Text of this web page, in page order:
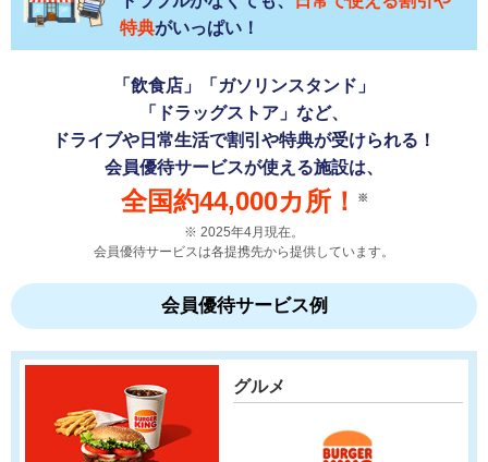
特典がいっぱい！
「飲食店」「ガソリンスタンド」
「ドラッグストア」など、
ドライブや日常生活で割引や特典が受けられる！
会員優待サービスが使える施設は、
全国約44,000カ所！ ※
2025年4月現在。
会員優待サービスは各提携先から提供しています。
会員優待サービス例
グルメ